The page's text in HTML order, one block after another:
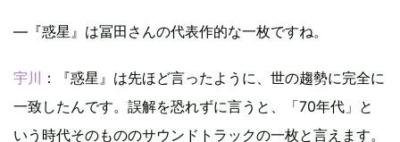
―『惑星』は冨田さんの代表作的な一枚ですね。
宇川
：『惑星』は先ほど言ったように、世の趨勢に完全に
一致したんです。誤解を恐れずに言うと、「70年代」と
いう時代そのもののサウンドトラックの一枚と言えます。